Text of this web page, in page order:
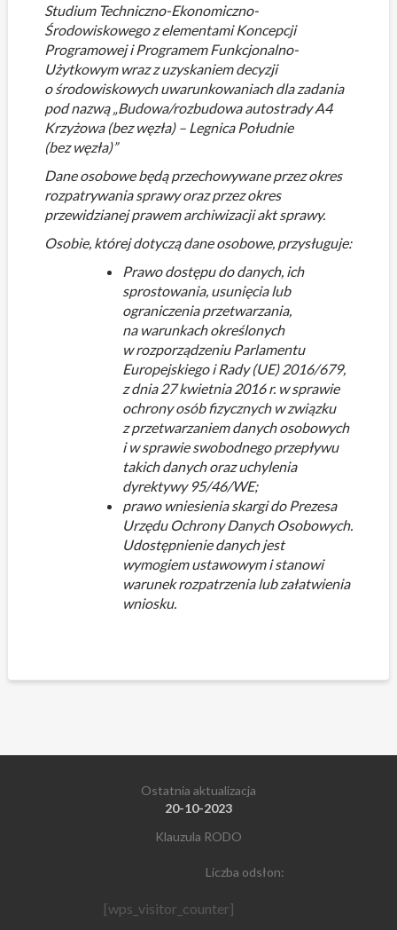
Studium Techniczno-Ekonomiczno-
Środowiskowego z elementami Koncepcji
Programowej i Programem Funkcjonalno-
Użytkowym wraz z uzyskaniem decyzji
o środowiskowych uwarunkowaniach dla zadania
pod nazwą „Budowa/rozbudowa autostrady A4
Krzyżowa (bez węzła) – Legnica Południe
(bez węzła)”
Dane osobowe będą przechowywane przez okres
rozpatrywania sprawy oraz przez okres
przewidzianej prawem archiwizacji akt sprawy.
Osobie, której dotyczą dane osobowe, przysługuje:
Prawo dostępu do danych, ich
sprostowania, usunięcia lub
ograniczenia przetwarzania,
na warunkach określonych
w rozporządzeniu Parlamentu
Europejskiego i Rady (UE) 2016/679,
z dnia 27 kwietnia 2016 r. w sprawie
ochrony osób fizycznych w związku
z przetwarzaniem danych osobowych
i w sprawie swobodnego przepływu
takich danych oraz uchylenia
dyrektywy 95/46/WE;
prawo wniesienia skargi do Prezesa
Urzędu Ochrony Danych Osobowych.
Udostępnienie danych jest
wymogiem ustawowym i stanowi
warunek rozpatrzenia lub załatwienia
wniosku.
Ostatnia aktualizacja
20-10-2023
Klauzula RODO
Liczba odsłon:
[wps_visitor_counter]